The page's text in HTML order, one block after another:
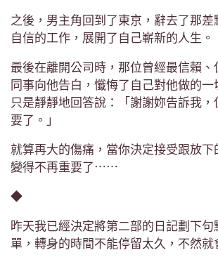
之後，男主角回到了東京，辭去了那差
自信的工作，展開了自己嶄新的人生。
最後在離開公司時，那位曾經最信賴、
同事向他告白，懺悔了自己對他做的一
只是靜靜地回答說：「謝謝妳告訴我，
要了。」
就算再大的傷痛，當你決定接受跟放
變得不再重要了⋯⋯
◆
昨天我已經決定將第二部的日記劃下
單，轉身的時間不能停留太久，不然就